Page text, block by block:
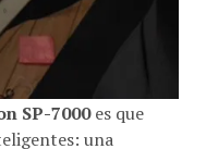
SP-7000es que
una